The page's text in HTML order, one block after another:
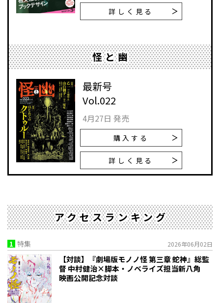
詳しく見る
怪と幽
最新号
Vol.022
4月27日 発売
購入する
詳しく見る
アクセスランキング
1 特集 2026年06月02日
【対談】『劇場版モノノ怪 第三章 蛇神』総監
督 中村健治×脚本・ノベライズ担当新八角
映画公開記念対談